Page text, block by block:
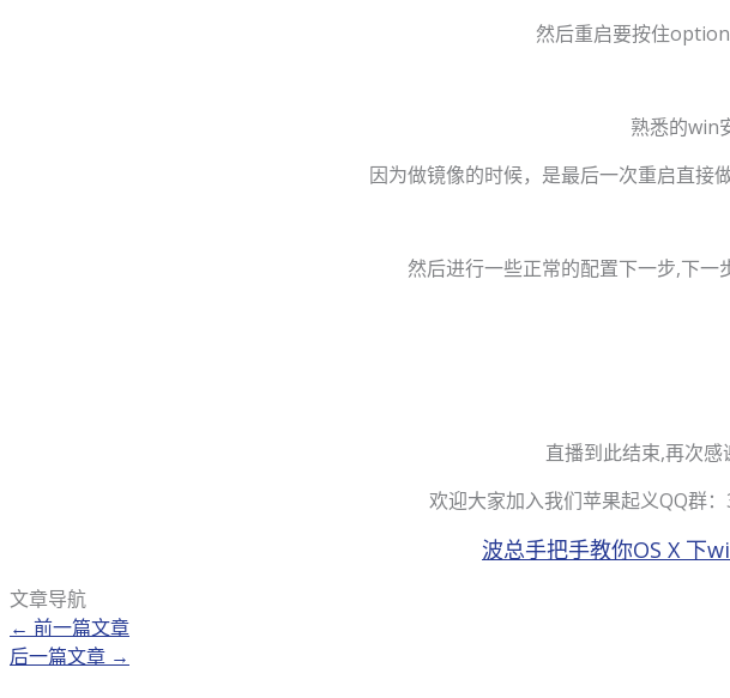
然后重启要按住
熟悉的win
因为做镜像的时候，是最后一次重启直接
然后进行一些正常的配置下一步,下
直播到此结束,再次
欢迎大家加入我们苹果起义QQ群
波总手把手教你OS X 下
文章导航
← 前一篇文章
后一篇文章 →